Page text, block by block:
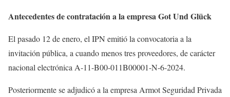
Antecedentes de contratación a la empresa Got Und Glück
El pasado 12 de enero, el IPN emitió la convocatoria a la
invitación pública, a cuando menos tres proveedores, de carácter
nacional electrónica A-11-B00-011B00001-N-6-2024.
Posteriormente se adjudicó a la empresa Armot Seguridad Privada